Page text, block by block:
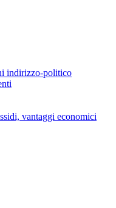
indirizzo-politico
vantaggi economici